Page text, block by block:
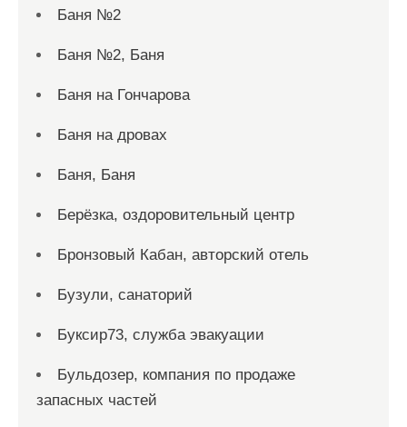
Баня №2
Баня №2, Баня
Баня на Гончарова
Баня на дровах
Баня, Баня
Берёзка, оздоровительный центр
Бронзовый Кабан, авторский отель
Бузули, санаторий
Буксир73, служба эвакуации
Бульдозер, компания по продаже
запасных частей